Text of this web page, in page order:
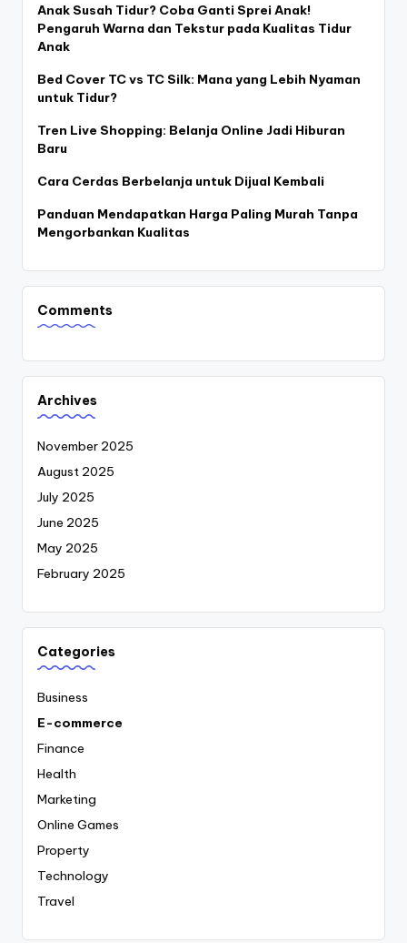
Anak Susah Tidur? Coba Ganti Sprei Anak!
Pengaruh Warna dan Tekstur pada Kualitas Tidur
Anak
Bed Cover TC vs TC Silk: Mana yang Lebih Nyaman
untuk Tidur?
Tren Live Shopping: Belanja Online Jadi Hiburan
Baru
Cara Cerdas Berbelanja untuk Dijual Kembali
Panduan Mendapatkan Harga Paling Murah Tanpa
Mengorbankan Kualitas
Comments
Archives
November 2025
August 2025
July 2025
June 2025
May 2025
February 2025
Categories
Business
E-commerce
Finance
Health
Marketing
Online Games
Property
Technology
Travel